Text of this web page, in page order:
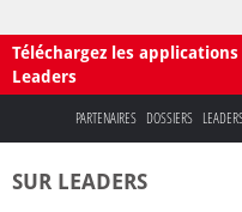
Téléchargez les applications
Leaders
PARTENAIRES DOSSIERS
SUR LEADERS